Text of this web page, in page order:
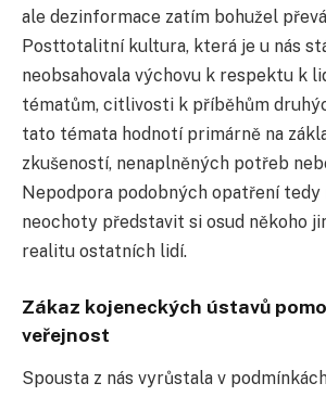
ale dezinformace zatím bohužel
Posttotalitní kultura, která je u nás
neobsahovala výchovu k respektu k
tématům, citlivosti k příběhům
tato témata hodnotí primárně na
zkušeností, nenaplněných potřeb
Nepodpora podobných opatření tedy
neochoty představit si osud někoho
realitu ostatních lidí.
Zákaz kojeneckých ústavů
veřejnost
Spousta z nás vyrůstala v